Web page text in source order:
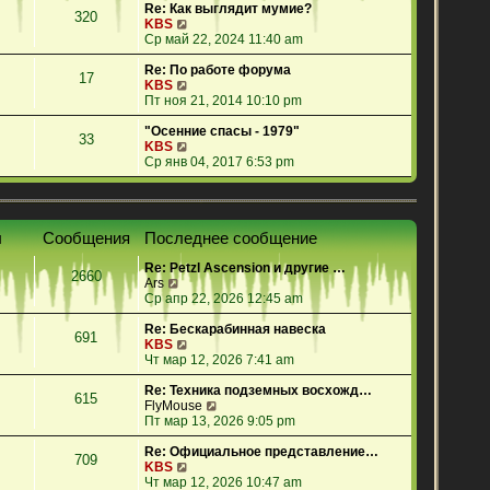
е
т
и
к
о
с
л
д
н
м
у
с
о
б
щ
е
н
ю
320
Re: Как выглядит мумие?
KBS
е
р
е
т
и
к
о
с
е
д
н
м
у
с
о
о
щ
е
н
и
ю
Ср май 22, 2024 11:40 am
17
Re: По работе форума
KBS
е
р
е
т
и
п
о
с
е
д
н
е
м
с
о
о
б
щ
е
н
ю
Пт ноя 21, 2014 10:10 pm
33
"Осенние спасы - 1979"
KBS
е
р
й
т
и
п
о
с
л
е
н
е
м
у
с
о
о
щ
Ср янв 04, 2017 6:53 pm
Сообщения Последнее сообщение
2660
Re: Petzl Ascension и другие …
Ars
П
е
р
е
й
т
и
к
п
о
с
л
е
д
Ср апр 22, 2026 12:45 am
691
Re: Бескарабинная навеска
KBS
е
р
е
й
т
и
к
о
Чт мар 12, 2026 7:41 am
615
Re: Техника подземных восхожд…
FlyMouse
е
р
е
т
Пт мар 13, 2026 9:05 pm
709
Re: Официальное представление…
KBS
е
Чт мар 12, 2026 10:47 am